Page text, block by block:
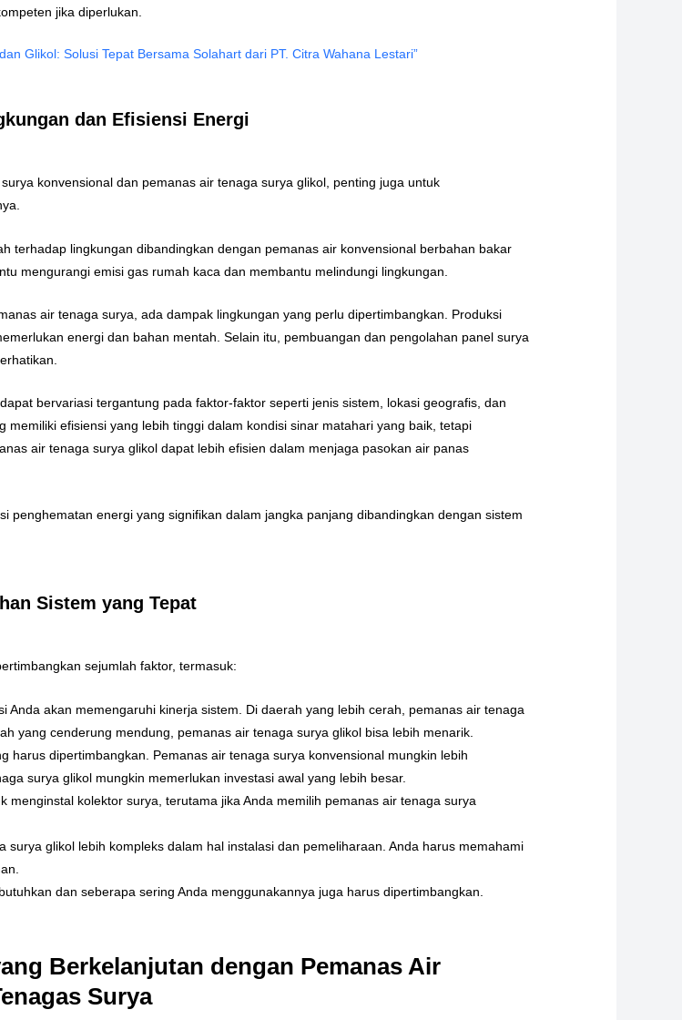
jika diperlukan.
Glikol: Solusi Tepat Bersama Solahart dari PT. Citra Wahana Lestari”
dan Efisiensi Energi
konvensional dan pemanas air tenaga surya glikol, penting juga untuk
terhadap lingkungan dibandingkan dengan pemanas air konvensional berbahan bakar
mengurangi emisi gas rumah kaca dan membantu melindungi lingkungan.
air tenaga surya, ada dampak lingkungan yang perlu dipertimbangkan. Produksi
energi dan bahan mentah. Selain itu, pembuangan dan pengolahan panel surya
bervariasi tergantung pada faktor-faktor seperti jenis sistem, lokasi geografis, dan
efisiensi yang lebih tinggi dalam kondisi sinar matahari yang baik, tetapi
air tenaga surya glikol dapat lebih efisien dalam menjaga pasokan air panas
penghematan energi yang signifikan dalam jangka panjang dibandingkan dengan sistem
Sistem yang Tepat
sejumlah faktor, termasuk:
Anda akan memengaruhi kinerja sistem. Di daerah yang lebih cerah, pemanas air tenaga
yang cenderung mendung, pemanas air tenaga surya glikol bisa lebih menarik.
harus dipertimbangkan. Pemanas air tenaga surya konvensional mungkin lebih
surya glikol mungkin memerlukan investasi awal yang lebih besar.
menginstal kolektor surya, terutama jika Anda memilih pemanas air tenaga surya
surya glikol lebih kompleks dalam hal instalasi dan pemeliharaan. Anda harus memahami
dan seberapa sering Anda menggunakannya juga harus dipertimbangkan.
Berkelanjutan dengan Pemanas Air
Surya